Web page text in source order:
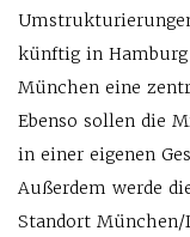
künftig in
München eine
Ebenso sollen die
in einer eigenen
Außerdem werde
Standort München/